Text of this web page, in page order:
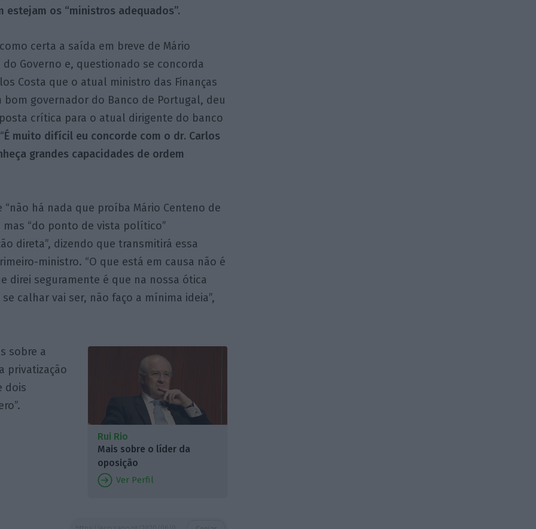
estejam os “ministros adequados”.
certa a saída em breve de Mário
do Governo e, questionado se concorda
Costa que o atual ministro das Finanças
bom governador do Banco de Portugal, deu
crítica para o atual dirigente do banco
É muito difícil eu concorde com o dr. Carlos
grandes capacidades de ordem
há nada que proíba Mário Centeno de
“do ponto de vista político”
direta”, dizendo que transmitirá essa
ministro. “O que está em causa não é
direi seguramente é que na nossa ótica
calhar vai ser, não faço a mínima ideia”,
Rui Rio
Mais sobre o líder da
oposição
Ver Perfil
sobre a
privatização
dois